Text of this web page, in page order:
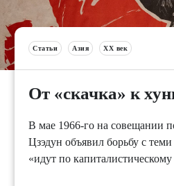
Статьи Азия XX век
От «скачка» к
В мае 1966-го на
Цзэдун объявил борьбу с
«идут по